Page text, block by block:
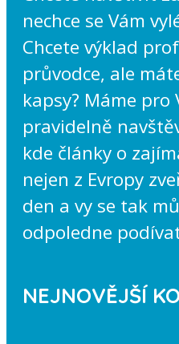
nechce se Vám
Chcete výklad
průvodce, ale
kapsy? Máme pro
pravidelně
kde články o
nejen z Evropy
den a vy se tak
odpoledne
NEJNOVĚJŠÍ